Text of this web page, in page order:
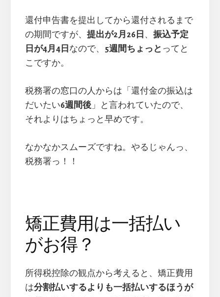
還付申告書を提出してから還付されるまで
の期間ですが、 提出が2月26日 、 振込予定
日が4月4日 なので、 5週間ちょっと ってと
こですか。
税務署の窓口の人からは「還付金の振込は
だいたい6週間後」と言われていたので、
それよりはちょっと早めです。
なかなかスムーズですね。やるじゃんっ、
税務署っ！！
矯正費用は一括払い
がお得？
所得税控除の観点から考えると、矯正費用
は分割払いするよりも一括払いするほうが